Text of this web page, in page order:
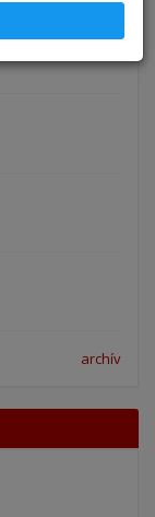
archív